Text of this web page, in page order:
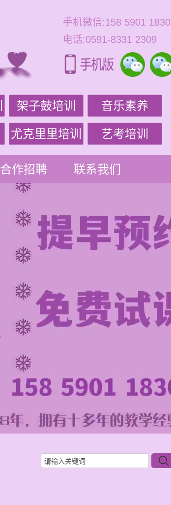
手机微信:158 5901 1830
电话:0591-8331 2309
架子鼓培训 音乐素养
尤克里里培训 艺考培训
合作招聘 联系我们